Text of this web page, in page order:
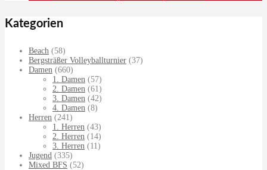
Kategorien
Beach (58)
Bergsträßer Volleyballturnier (37)
Damen (660)
1. Damen (57)
2. Damen (61)
3. Damen (42)
4. Damen (8)
Herren (241)
1. Herren (43)
2. Herren (14)
3. Herren (11)
Jugend (335)
Mixed BFS (52)